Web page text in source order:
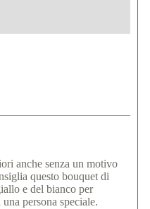
anche senza un motivo
questo bouquet di
e del bianco per
persona speciale.